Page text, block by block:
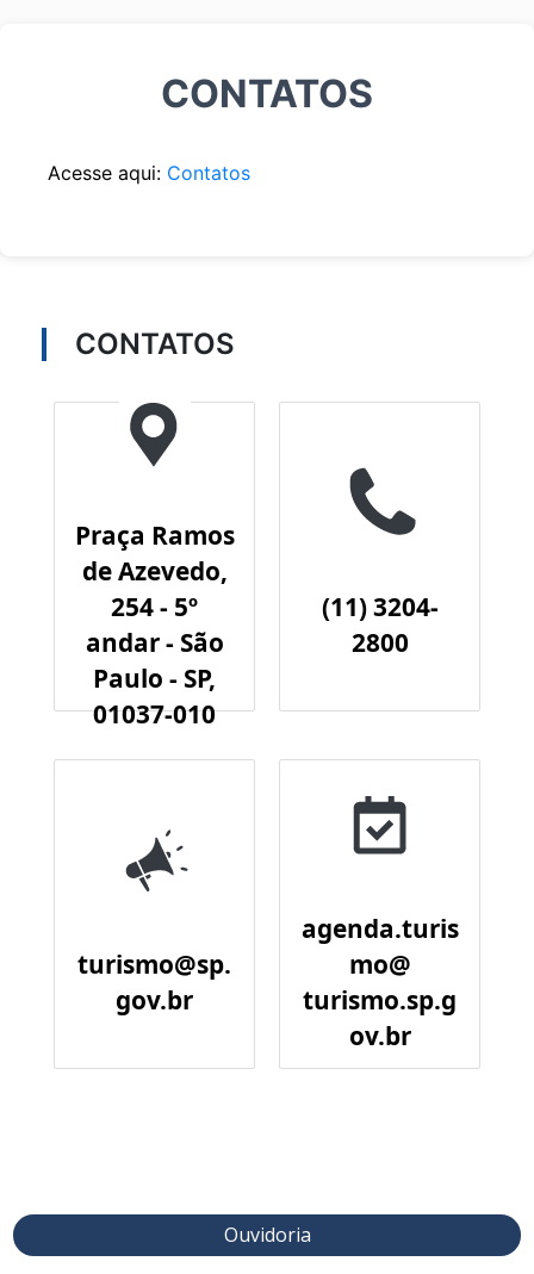
CONTATOS
Acesse aqui: Contatos
CONTATOS
Praça Ramos
de Azevedo,
254 - 5º
andar - São
Paulo - SP,
01037-010
(11) 3204-
2800
turismo@sp.
gov.br
agenda.turis
mo@
turismo.sp.g
ov.br
Ouvidoria